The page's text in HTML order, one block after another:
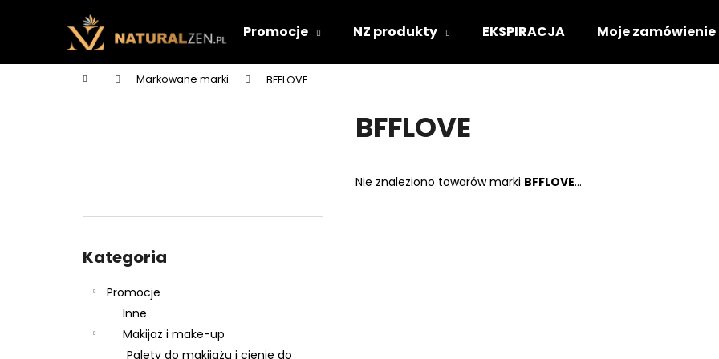
Promocje NZ produkty EKSPIRACJA Moje zamówienie
Home Markowane marki BFFLOVE
kategorie
Kategoria
Promocje
Inne
Makijaż i make-up
Palety do makijażu i cienie do
BFFLOVE
Nie znaleziono towarów marki BFFLOVE...
z
powrotem
powrotem